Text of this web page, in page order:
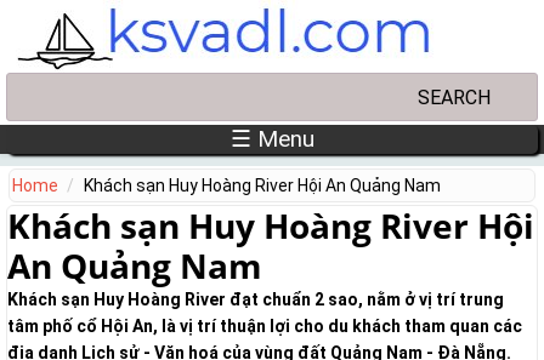
Skip to main content
☰ Menu
Home Khách sạn Huy Hoàng River Hội An Quảng Nam
Khách sạn Huy Hoàng River Hội
An Quảng Nam
Khách sạn Huy Hoàng River đạt chuẩn 2 sao, nằm ở vị trí trung
tâm phố cổ Hội An, là vị trí thuận lợi cho du khách tham quan các
địa danh Lịch sử - Văn hoá của vùng đất Quảng Nam - Đà Nẵng.